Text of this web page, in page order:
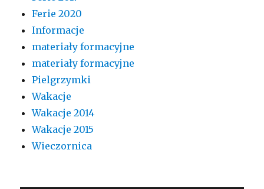
Ferie 2020
Informacje
materiały formacyjne
materiały formacyjne
Pielgrzymki
Wakacje
Wakacje 2014
Wakacje 2015
Wieczornica